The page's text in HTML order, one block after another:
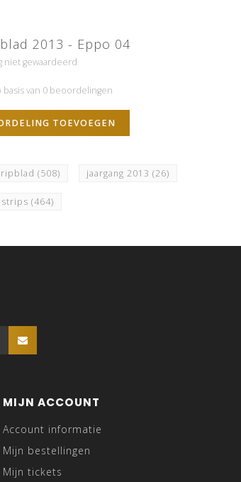
2013 - Eppo 04
niet gewaardeerd
van 0 beoordelingen
TOEVOEGEN
(508) jaargang 2013 (26)
strips(464)
MIJN ACCOUNT
Account informatie
Mijn bestellingen
Mijn tickets